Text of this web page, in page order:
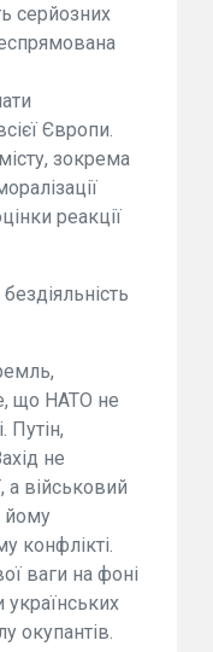
серйозних
Європи.
зокрема
реакції
що НАТО не
Путін,
не
а військовий
йому
конфлікті.
ваги на фоні
українських
окупантів.